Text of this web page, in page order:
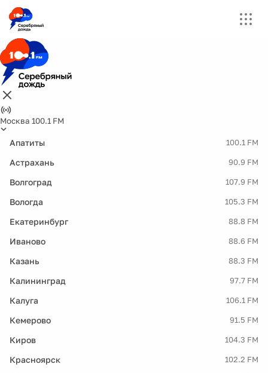
Москва 100.1 FM
Апатиты 100.1 FM
Астрахань 90.9 FM
Волгоград 107.9 FM
Вологда 105.3 FM
Екатеринбург 88.8 FM
Иваново 88.6 FM
Казань 88.3 FM
Калининград 97.7 FM
Калуга 106.1 FM
Кемерово 91.5 FM
Киров 104.3 FM
Красноярск 102.2 FM